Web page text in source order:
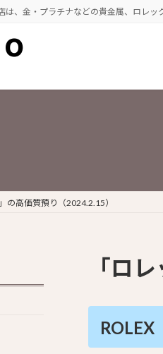
、金・プラチナなどの貴金属、ロレッ
の高価質預り（2024.2.15）
「ロ
ROLEX